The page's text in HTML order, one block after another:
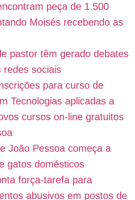
peça de 1.500
Moisés recebendo as
pastor têm gerado debates
redes sociais
para curso de
Tecnologias aplicadas a
cursos on-line gratuitos
João Pessoa começa a
gatos domésticos
força-tarefa para
abusivos em postos de